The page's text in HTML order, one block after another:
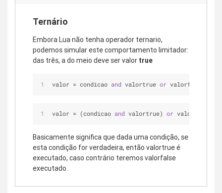
Ternário
Embora Lua não tenha operador ternario,
podemos simular este comportamento limitador:
das três, a do meio deve ser valor true
valor = condicao and valortrue or valorfalse
valor = (condicao and valortrue) or valorfalse
Basicamente significa que dada uma condição, se
esta condição for verdadeira, então valortrue é
executado, caso contrário teremos valorfalse
executado.